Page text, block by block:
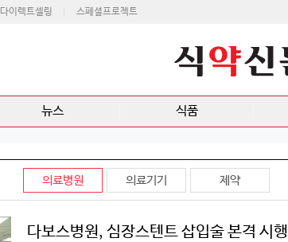
다이렉트셀링 스페셜프로젝트
뉴스 식품
의료병원 의료기기 제약
다보스병원, 심장스텐트 삽입술 본격 시행